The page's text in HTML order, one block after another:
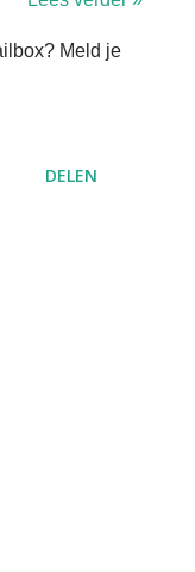
Meld je
DELEN